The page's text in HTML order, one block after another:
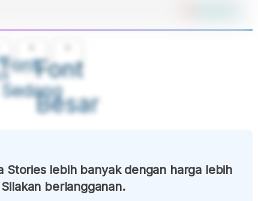
Font
Sedang
Font
Besar
Stories lebih banyak dengan harga lebih
berlangganan.